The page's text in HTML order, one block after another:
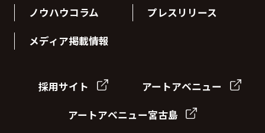
ノウハウコラム プレスリリース
メディア掲載情報
採用サイト アートアベニュー
アートアベニュー宮古島